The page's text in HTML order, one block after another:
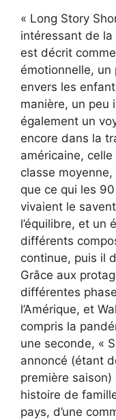
« Long Story
intéressant de
est décrit
émotionnelle, un
envers les
manière, un peu
également un
encore dans la
américaine,
classe moyenne,
que ce qui les
vivaient le
l’équilibre, et un
différents
continue, puis il
Grâce aux
différentes
l’Amérique, et
compris la
une seconde, «
annoncé (étant
première
histoire de
pays, d’une